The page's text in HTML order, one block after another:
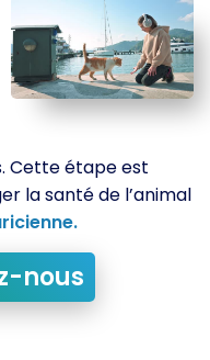
Cette étape est
la santé de l’animal
nous